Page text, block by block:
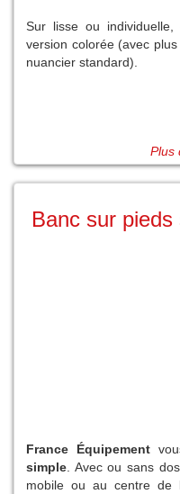
Sur lisse ou individuelle,
version colorée (avec
nuancier standard).
Plus
Banc sur pieds
France Équipement
simple . Avec ou sans
mobile ou au centre de